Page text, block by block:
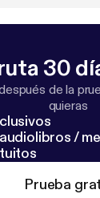
30
de la
quieras
/
Prueba